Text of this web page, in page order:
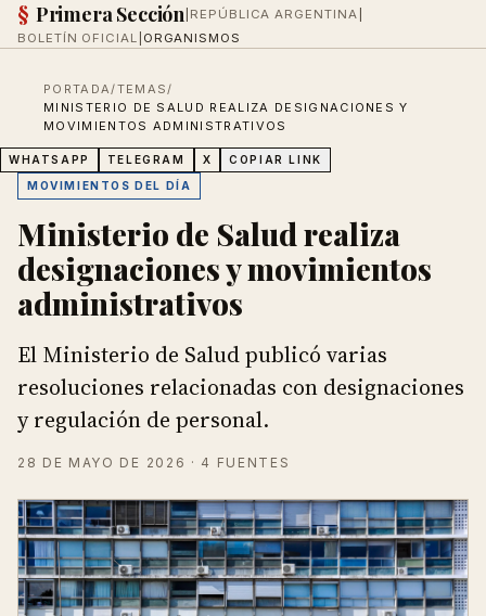
§ Primera Sección REPÚBLICA ARGENTINA
BOLETÍN OFICIAL ORGANISMOS
PORTADA/TEMAS/
MINISTERIO DE SALUD REALIZA DESIGNACIONES Y
MOVIMIENTOS ADMINISTRATIVOS
WHATSAPP TELEGRAM X
COPIAR LINK
MOVIMIENTOS DEL DÍA
Ministerio de Salud realiza
designaciones y movimientos
administrativos
El Ministerio de Salud publicó varias
resoluciones relacionadas con designaciones
y regulación de personal.
28 DE MAYO DE 2026 · 4 FUENTES